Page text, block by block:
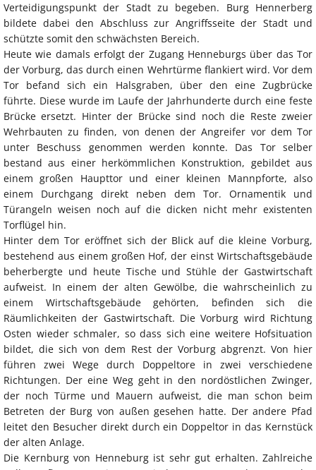
Verteidigungspunkt der Stadt zu begeben. Burg Hennerberg
bildete dabei den Abschluss zur Angriffsseite der Stadt und
schützte somit den schwächsten Bereich.
Heute wie damals erfolgt der Zugang Henneburgs über das Tor
der Vorburg, das durch einen Wehrtürme flankiert wird. Vor dem
Tor befand sich ein Halsgraben, über den eine Zugbrücke
führte. Diese wurde im Laufe der Jahrhunderte durch eine feste
Brücke ersetzt. Hinter der Brücke sind noch die Reste zweier
Wehrbauten zu finden, von denen der Angreifer vor dem Tor
unter Beschuss genommen werden konnte. Das Tor selber
bestand aus einer herkömmlichen Konstruktion, gebildet aus
einem großen Haupttor und einer kleinen Mannpforte, also
einem Durchgang direkt neben dem Tor. Ornamentik und
Türangeln weisen noch auf die dicken nicht mehr existenten
Torflügel hin.
Hinter dem Tor eröffnet sich der Blick auf die kleine Vorburg,
bestehend aus einem großen Hof, der einst Wirtschaftsgebäude
beherbergte und heute Tische und Stühle der Gastwirtschaft
aufweist. In einem der alten Gewölbe, die wahrscheinlich zu
einem Wirtschaftsgebäude gehörten, befinden sich die
Räumlichkeiten der Gastwirtschaft. Die Vorburg wird Richtung
Osten wieder schmaler, so dass sich eine weitere Hofsituation
bildet, die sich von dem Rest der Vorburg abgrenzt. Von hier
führen zwei Wege durch Doppeltore in zwei verschiedene
Richtungen. Der eine Weg geht in den nordöstlichen Zwinger,
der noch Türme und Mauern aufweist, die man schon beim
Betreten der Burg von außen gesehen hatte. Der andere Pfad
leitet den Besucher direkt durch ein Doppeltor in das Kernstück
der alten Anlage.
Die Kernburg von Henneburg ist sehr gut erhalten. Zahlreiche